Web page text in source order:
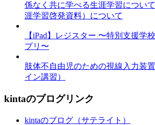
係なく共に学べる生涯学習につい
涯学習啓発資料）について
【iPad】レジスター 〜特別支援学
プリ〜
肢体不自由児のための視線入力装
イン講習）
kintaのブログリンク
kintaのブログ（サテライト）